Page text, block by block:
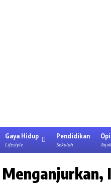
Gaya Hidup
Lifestyle
Pendidikan
Sekolah Tajuk